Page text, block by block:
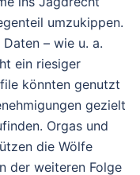
umzukippen.
– wie u. a.
ein riesiger
könnten genutzt
gezielt
Orgas und
die Wölfe
der weiteren Folge